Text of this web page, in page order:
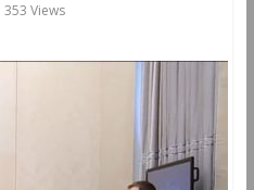
353 Views